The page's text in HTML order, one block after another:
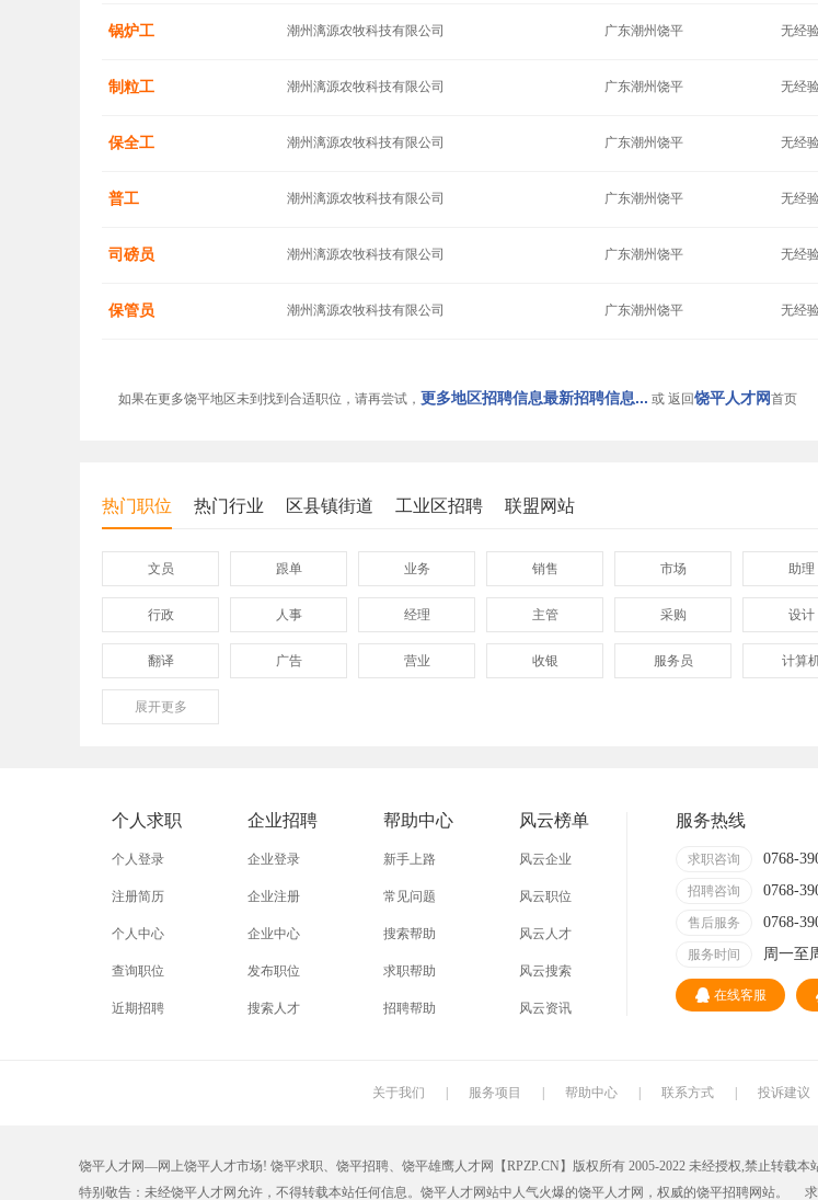
锅炉工 潮州漓源农牧科技有限公司 广东潮州饶平 无经
制粒工 潮州漓源农牧科技有限公司 广东潮州饶平 无经
保全工 潮州漓源农牧科技有限公司 广东潮州饶平 无经
普工 潮州漓源农牧科技有限公司 广东潮州饶平 无经
司磅员 潮州漓源农牧科技有限公司 广东潮州饶平 无经
保管员 潮州漓源农牧科技有限公司 广东潮州饶平 无经
如果在更多饶平地区未到找到合适职位，请再尝试， 更多地区招聘信息最新招聘信息... 或 返回饶平人才网首页
热门职位 热门行业 区县镇街道 工业区招聘 联盟网站
文员 跟单 业务 销售 市场 助理
行政 人事 经理 主管 采购 设计
翻译 广告 营业 收银 服务员 计算
保险
促销员 导购员 操作工 晒版工 叉车
熨烫工 裁剪工 锣工 装修工
磨工 铣工
仓管员 仓库管理员 线切割 铸造工 跟车送货员 组长
展开更多
个人求职
个人登录
注册简历
个人中心
查询职位
近期招聘
企业招聘
企业登录
企业注册
企业中心
发布职位
搜索人才
帮助中心
新手上路
常见问题
搜索帮助
求职帮助
招聘帮助
风云榜单
风云企业
风云职位
风云人才
风云搜索
风云资讯
服务热线
求职咨询 0768-
招聘咨询 0768-
售后服务 0768-
服务时间 周一至
在线客服
关于我们 服务项目 帮助中心 联系方式 投诉建议
饶平人才网—网上饶平人才市场! 饶平求职、饶平招聘、饶平雄鹰人才网【RPZP.CN】版权所有 2005-2022 未经授权,禁止转载本
特别敬告：未经饶平人才网允许，不得转载本站任何信息。饶平人才网站中人气火爆的饶平人才网，权威的饶平招聘网站。